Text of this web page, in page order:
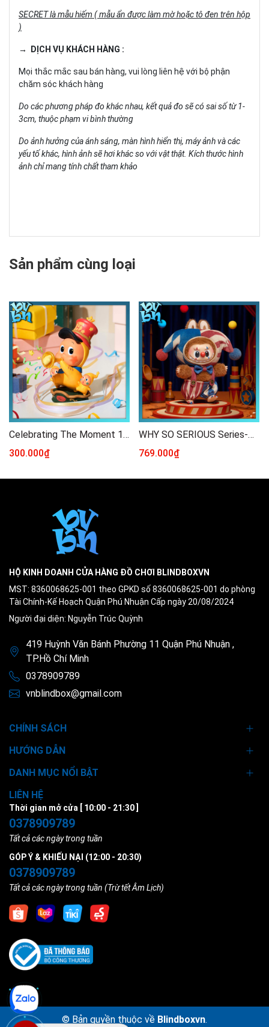
SECRET là mẫu hiếm ( mẫu ẩn được làm mờ hoặc tô đen trên hộp
)
→ DỊCH VỤ KHÁCH HÀNG :
Mọi thắc mắc sau bán hàng, vui lòng liên hệ với bộ phận
chăm sóc khách hàng
Do các phương pháp đo khác nhau, kết quả đo sẽ có sai số từ 1-
3cm, thuộc phạm vi bình thường
Do ảnh hưởng của ánh sáng, màn hình hiển thị, máy ảnh và các
yếu tố khác, hình ảnh sẽ hơi khác so với vật thật. Kích thước hình
ảnh chỉ mang tính chất tham khảo
Sản phẩm cùng loại
Celebrating The Moment 15th Anniversary Blindbox Series POP MART
300.000₫
WHY SO SERIOUS Series-Vinyl Plush Pendant Blind Box
769.000₫
HỘ KINH DOANH CỬA HÀNG ĐỒ CHƠI BLINDBOXVN
MST: 8360068625-001 theo GPKD số 8360068625-001 do phòng
Tài Chính-Kế Hoạch Quận Phú Nhuận Cấp ngày 20/08/2024
Người đại diện: Nguyễn Trúc Quỳnh
419 Huỳnh Văn Bánh Phường 11 Quận Phú Nhuận ,
TP.Hồ Chí Minh
0378909789
vnblindbox@gmail.com
CHÍNH SÁCH
HƯỚNG DẪN
DANH MỤC NỔI BẬT
LIÊN HỆ
Thời gian mở cửa [ 10:00 - 21:30 ]
0378909789
Tất cả các ngày trong tuần
GÓP Ý & KHIẾU NẠI (12:00 - 20:30)
0378909789
Tất cả các ngày trong tuần (Trừ tết Âm Lịch)
© Bản quyền thuộc về Blindboxvn.